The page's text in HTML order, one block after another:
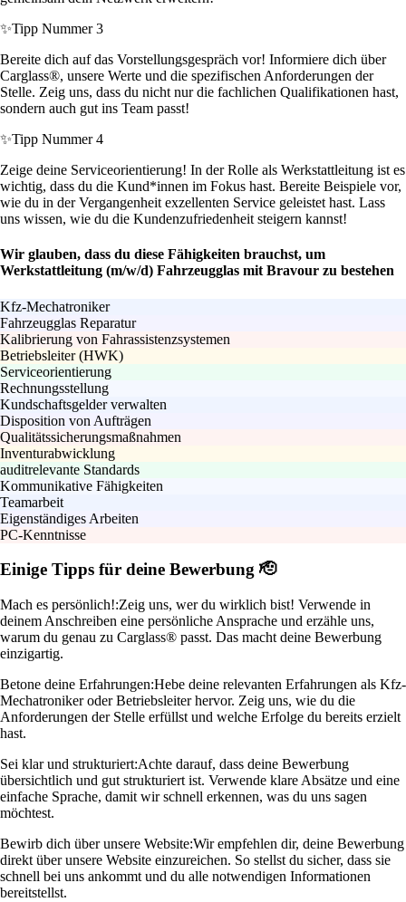
✨Tipp Nummer 3
Bereite dich auf das Vorstellungsgespräch vor! Informiere dich über
Carglass®, unsere Werte und die spezifischen Anforderungen der
Stelle. Zeig uns, dass du nicht nur die fachlichen Qualifikationen hast,
sondern auch gut ins Team passt!
✨Tipp Nummer 4
Zeige deine Serviceorientierung! In der Rolle als Werkstattleitung ist es
wichtig, dass du die Kund*innen im Fokus hast. Bereite Beispiele vor,
wie du in der Vergangenheit exzellenten Service geleistet hast. Lass
uns wissen, wie du die Kundenzufriedenheit steigern kannst!
Wir glauben, dass du diese Fähigkeiten brauchst, um
Werkstattleitung (m/w/d) Fahrzeugglas mit Bravour zu bestehen
Kfz-Mechatroniker
Fahrzeugglas Reparatur
Kalibrierung von Fahrassistenzsystemen
Betriebsleiter (HWK)
Serviceorientierung
Rechnungsstellung
Kundschaftsgelder verwalten
Disposition von Aufträgen
Qualitätssicherungsmaßnahmen
Inventurabwicklung
auditrelevante Standards
Kommunikative Fähigkeiten
Teamarbeit
Eigenständiges Arbeiten
PC-Kenntnisse
Einige Tipps für deine Bewerbung 🫡
Mach es persönlich!:Zeig uns, wer du wirklich bist! Verwende in
deinem Anschreiben eine persönliche Ansprache und erzähle uns,
warum du genau zu Carglass® passt. Das macht deine Bewerbung
einzigartig.
Betone deine Erfahrungen:Hebe deine relevanten Erfahrungen als Kfz-
Mechatroniker oder Betriebsleiter hervor. Zeig uns, wie du die
Anforderungen der Stelle erfüllst und welche Erfolge du bereits erzielt
hast.
Sei klar und strukturiert:Achte darauf, dass deine Bewerbung
übersichtlich und gut strukturiert ist. Verwende klare Absätze und eine
einfache Sprache, damit wir schnell erkennen, was du uns sagen
möchtest.
Bewirb dich über unsere Website:Wir empfehlen dir, deine Bewerbung
direkt über unsere Website einzureichen. So stellst du sicher, dass sie
schnell bei uns ankommt und du alle notwendigen Informationen
bereitstellst.